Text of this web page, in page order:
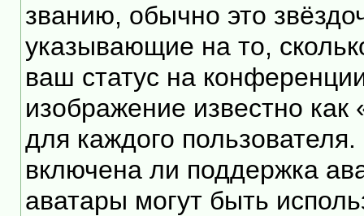
званию, обычно это
указывающие на то,
ваш статус на
изображение известно
для каждого
включена ли поддержка
аватары могут быть